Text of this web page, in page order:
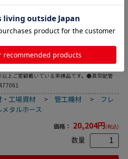
中山 ORK 真空仕様フレキシブルチュ
500mm 115-8599（ご注文単位1
品】
ルメタルホース
以上ご愛顧戴いている実績品です。●真空配管
：500●フランジサイズ：NW10●適合流
気圧●使用温度範囲：-196～150℃(シール材の
より異なる)●Heリーク試験：1.33×10[[の-10
3]]/sec以下●フレキ部：ステンレス
フランジ部：ステンレス(SUS316L)
工場資材 >管工機材 > フレ
タルホース
価格： 20,204円(税込)
数量